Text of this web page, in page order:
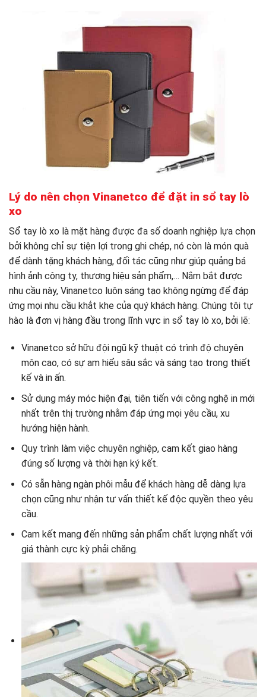
Lý do nên chọn Vinanetco để đặt in sổ tay lò
xo
Sổ tay lò xo là mặt hàng được đa số doanh nghiệp lựa chọn
bởi không chỉ sự tiện lợi trong ghi chép, nó còn là món quà
để dành tặng khách hàng, đối tác cũng như giúp quảng bá
hình ảnh công ty, thương hiệu sản phẩm,… Nắm bắt được
nhu cầu này, Vinanetco luôn sáng tạo không ngừng để đáp
ứng mọi nhu cầu khắt khe của quý khách hàng. Chúng tôi tự
hào là đơn vị hàng đầu trong lĩnh vực in sổ tay lò xo, bởi lẽ:
Vinanetco sở hữu đội ngũ kỹ thuật có trình độ chuyên
môn cao, có sự am hiểu sâu sắc và sáng tạo trong thiết
kế và in ấn.
Sử dụng máy móc hiện đại, tiên tiến với công nghệ in mới
nhất trên thị trường nhằm đáp ứng mọi yêu cầu, xu
hướng hiện hành.
Quy trình làm việc chuyên nghiệp, cam kết giao hàng
đúng số lượng và thời hạn ký kết.
Có sẵn hàng ngàn phôi mẫu để khách hàng dễ dàng lựa
chọn cũng như nhận tư vấn thiết kế độc quyền theo yêu
cầu.
Cam kết mang đến những sản phẩm chất lượng nhất với
giá thành cực kỳ phải chăng.